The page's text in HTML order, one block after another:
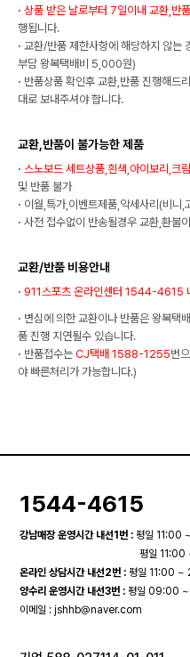
· 상품 받은 날로부터 7일이내 교환,반
행됩니다.
· 교환/반품 제한사항에 해당하지 않는
부담 왕복택배비 5,000원)
· 반품상품 확인후 교환,반품 진행해드
대로 보내주셔야 합니다.
교환,반품이 불가능한 제품
· 스노보드 세트상품,흰색,아이보리,크
및 반품 불가
· 이월,특가,이벤트제품,악세사리(비니
· 사전 접수없이 반송될경우 교환,환불
교환/반품 비용안내
· 911스포츠 온라인센터 1544-4615
· 변심에 의한 교환이나 반품은 왕복
품 진행 지연될수 있습니다.
· 반품접수는 CJ택배 1588-1255번
야 빠른처리가 가능합니다.)
1544-4615
강남매장 운영시간 내선1번 : 평일 11:00
평일
온라인 상담시간 내선2번 : 평일 11:00 ~
양수리 운영시간 내선3번 : 평일 09:00
이메일 :jshhb@naver.com